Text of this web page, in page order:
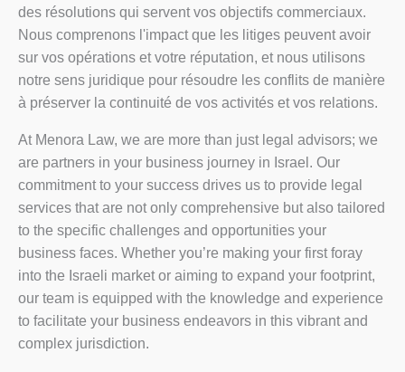
des résolutions qui servent vos objectifs commerciaux.
Nous comprenons l'impact que les litiges peuvent avoir
sur vos opérations et votre réputation, et nous utilisons
notre sens juridique pour résoudre les conflits de manière
à préserver la continuité de vos activités et vos relations.
At Menora Law, we are more than just legal advisors; we
are partners in your business journey in Israel. Our
commitment to your success drives us to provide legal
services that are not only comprehensive but also tailored
to the specific challenges and opportunities your
business faces. Whether you’re making your first foray
into the Israeli market or aiming to expand your footprint,
our team is equipped with the knowledge and experience
to facilitate your business endeavors in this vibrant and
complex jurisdiction.